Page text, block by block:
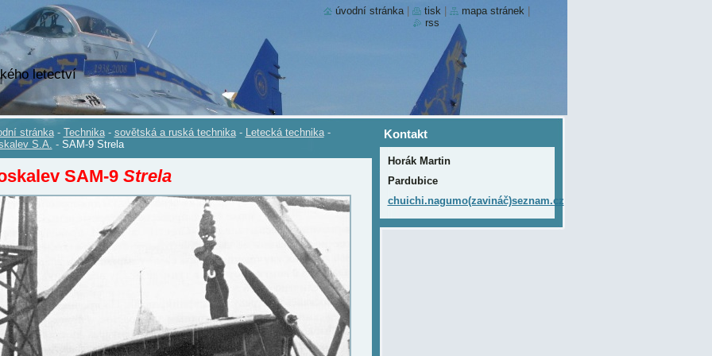
letectví
stránka - Technika - sovětská a ruská technika - Letecká technika -
S.A. - SAM-9 Strela
SAM-9 Strela
Kontakt
Horák Martin
Pardubice
chuichi.nagumo(zavináč)seznam.cz
úvodní stránka tisk mapa stránek
rss